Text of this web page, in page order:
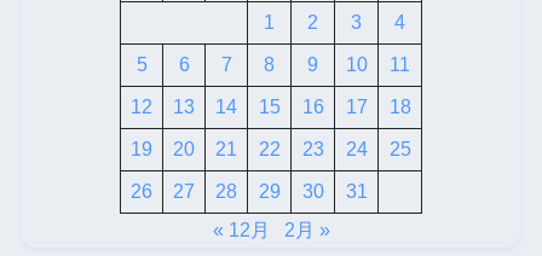
1 2 3 4
5 6 7 8 9 10 11
12 13 14 15 16 17 18
19 20 21 22 23 24 25
26 27 28 29 30
31
« 12月
2月 »